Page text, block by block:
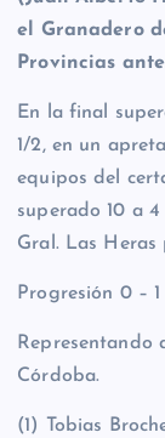
el Granadero
Provincias
En la final
1/2, en un
equipos del
superado 10 a
Gral. Las Heras
Progresión 0 –
Representando
Córdoba.
(1) Tobias